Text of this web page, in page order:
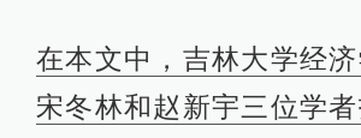
在本文中，吉林大学经济
宋冬林和赵新宇三位学